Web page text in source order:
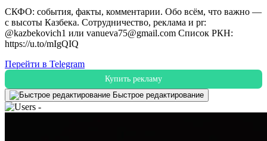
СКФО: события, факты, комментарии. Обо всём, что важно —
с высоты Казбека. Сотрудничество, реклама и pr:
@kazbekovich1 или vanueva75@gmail.com Список РКН:
https://u.to/mIgQIQ
Перейти в Telegram
Купить рекламу
Быстрое редактирование
-